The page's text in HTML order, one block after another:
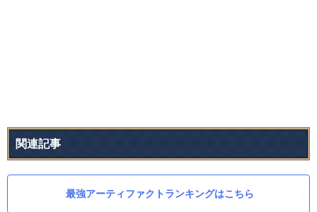
関連記事
最強アーティファクトランキングはこちら